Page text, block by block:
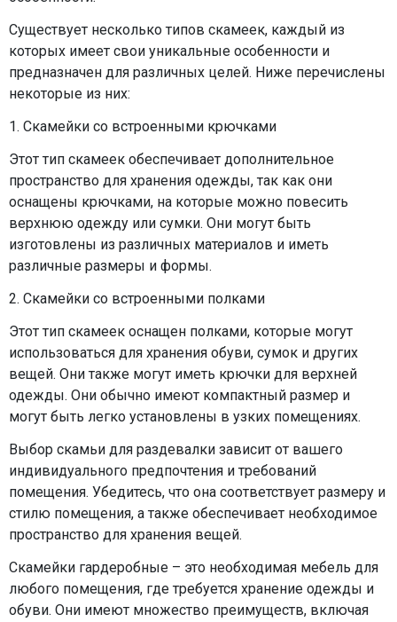
Существует несколько типов скамеек, каждый из
которых имеет свои уникальные особенности и
предназначен для различных целей. Ниже перечислены
некоторые из них:
1. Скамейки со встроенными крючками
Этот тип скамеек обеспечивает дополнительное
пространство для хранения одежды, так как они
оснащены крючками, на которые можно повесить
верхнюю одежду или сумки. Они могут быть
изготовлены из различных материалов и иметь
различные размеры и формы.
2. Скамейки со встроенными полками
Этот тип скамеек оснащен полками, которые могут
использоваться для хранения обуви, сумок и других
вещей. Они также могут иметь крючки для верхней
одежды. Они обычно имеют компактный размер и
могут быть легко установлены в узких помещениях.
Выбор скамьи для раздевалки зависит от вашего
индивидуального предпочтения и требований
помещения. Убедитесь, что она соответствует размеру и
стилю помещения, а также обеспечивает необходимое
пространство для хранения вещей.
Скамейки гардеробные – это необходимая мебель для
любого помещения, где требуется хранение одежды и
обуви. Они имеют множество преимуществ, включая